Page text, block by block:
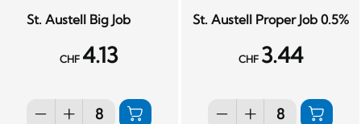
St. Austell Big Job
CHF 4.13
St. Austell Proper Job 0.5%
CHF 3.44